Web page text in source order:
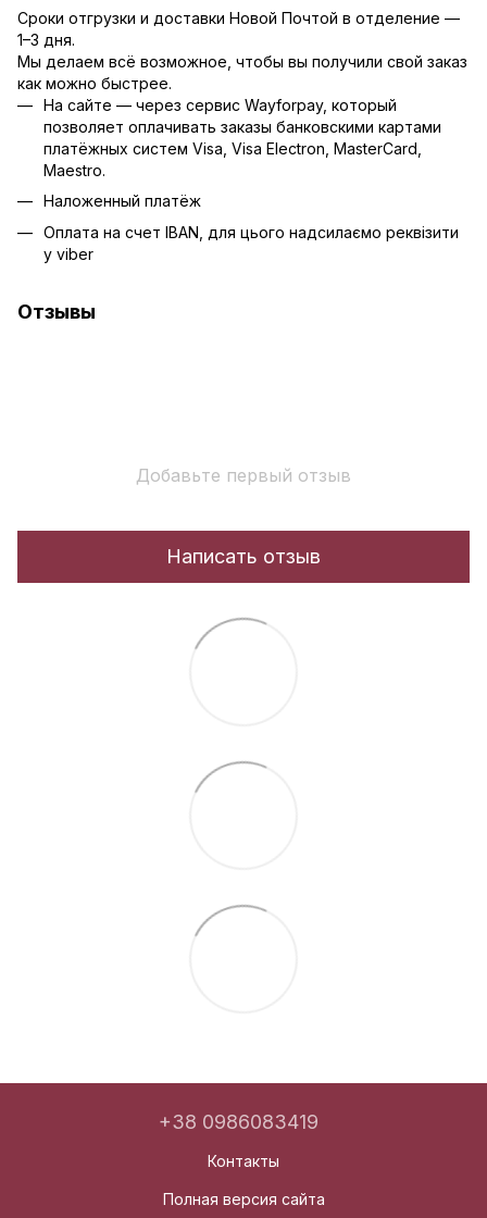
Сроки отгрузки и доставки Новой Почтой в отделение —
1–3 дня.
Мы делаем всё возможное, чтобы вы получили свой заказ
как можно быстрее.
На сайте — через сервис Wayforpay, который
позволяет оплачивать заказы банковскими картами
платёжных систем Visa, Visa Electron, MasterCard,
Maestro.
Наложенный платёж
Оплата на счет IBAN, для цього надсилаємо реквізити
у viber
Отзывы
Добавьте первый отзыв
Написать отзыв
+38 0986083419
Контакты
Полная версия сайта